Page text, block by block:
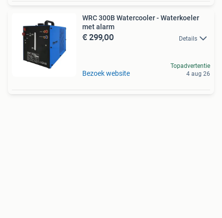
WRC 300B Watercooler - Waterkoeler
met alarm
€ 299,00 Details
Bezoek website
Topadvertentie
4 aug 26